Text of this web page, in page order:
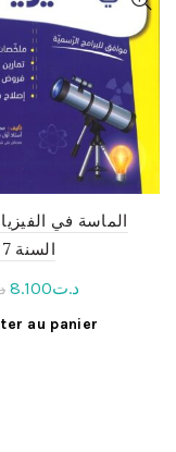
الماسة في
السنة 7 أساسي
Le
د.ت8.100
Le
prix
au panier